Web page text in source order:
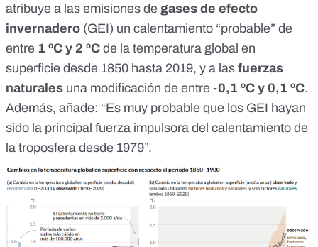
atribuye a las emisiones de gases de efecto
invernadero (GEI) un calentamiento “probable” de
entre 1 ºC y 2 ºC de la temperatura global en
superficie desde 1850 hasta 2019, y a las fuerzas
naturales una modificación de entre -0,1 ºC y 0,1 ºC.
Además, añade: “Es muy probable que los GEI hayan
sido la principal fuerza impulsora del calentamiento de
la troposfera desde 1979”.